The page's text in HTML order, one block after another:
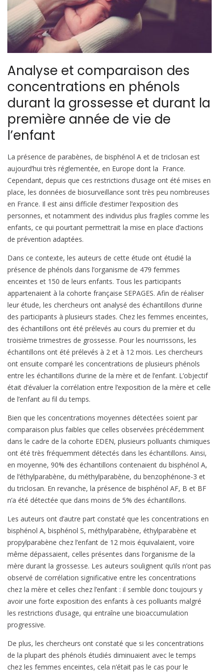
Analyse et comparaison des
concentrations en phénols
durant la grossesse et durant la
première année de vie de
l’enfant
La présence de parabènes, de bisphénol A et de triclosan est
aujourd’hui très réglementée, en Europe dont la France.
Cependant, depuis que ces restrictions d’usage ont été mises en
place, les données de biosurveillance sont très peu nombreuses
en France. Il est ainsi difficile d’estimer l’exposition des
personnes, et notamment des individus plus fragiles comme les
enfants, ce qui pourtant permettrait la mise en place d’actions
de prévention adaptées.
Dans ce contexte, les auteurs de cette étude ont étudié la
présence de phénols dans l’organisme de 479 femmes
enceintes et 150 de leurs enfants. Tous les participants
appartenaient à la cohorte française SEPAGES. Afin de réaliser
leur étude, les chercheurs ont analysé des échantillons d’urine
des participants à plusieurs stades. Chez les femmes enceintes,
des échantillons ont été prélevés au cours du premier et du
troisième trimestres de grossesse. Pour les nourrissons, les
échantillons ont été prélevés à 2 et à 12 mois. Les chercheurs
ont ensuite comparé les concentrations de plusieurs phénols
entre les échantillons d’urine de la mère et de l’enfant. L’objectif
était d’évaluer la corrélation entre l’exposition de la mère et celle
de l’enfant au fil du temps.
Bien que les concentrations moyennes détectées soient par
comparaison plus faibles que celles observées précédemment
dans le cadre de la cohorte EDEN, plusieurs polluants chimiques
ont été très fréquemment détectés dans les échantillons. Ainsi,
en moyenne, 90% des échantillons contenaient du bisphénol A,
de l’éthylparabène, du méthylparabène, du benzophénone-3 et
du triclosan. En revanche, la présence de bisphénol AF, B et BF
n’a été détectée que dans moins de 5% des échantillons.
Les auteurs ont d’autre part constaté que les concentrations en
bisphénol A, bisphénol S, méthylparabène, éthylparabène et
propylparabène chez l’enfant de 12 mois équivalaient, voire
même dépassaient, celles présentes dans l’organisme de la
mère durant la grossesse. Les auteurs soulignent qu’ils n’ont pas
observé de corrélation significative entre les concentrations
chez la mère et celles chez l’enfant : il semble donc toujours y
avoir une forte exposition des enfants à ces polluants malgré
les restrictions d’usage, qui entraîne une bioaccumulation
progressive.
De plus, les chercheurs ont constaté que si les concentrations
de la plupart des phénols étudiés diminuaient avec le temps
chez les femmes enceintes, cela n’était pas le cas pour le